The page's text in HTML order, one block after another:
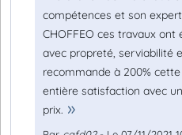
compétences et son
CHOFFEO ces travaux
avec propreté, serviabilité
recommande à 200%
entière satisfaction avec
prix.